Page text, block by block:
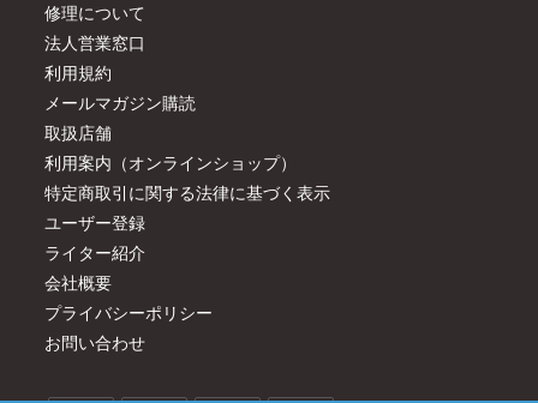
修理について
法人営業窓口
利用規約
メールマガジン購読
取扱店舗
利用案内（オンラインショップ）
特定商取引に関する法律に基づく表示
ユーザー登録
ライター紹介
会社概要
プライバシーポリシー
お問い合わせ